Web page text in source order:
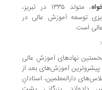
، متولد ۱۳۳۵ در تبریز،
آموزش عالی در
آموزشِ عالی
آموزش‌های بعد از
استادانِ